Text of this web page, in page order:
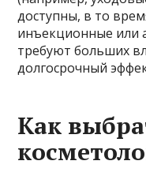
доступны, в то
инъекционные или
требуют больших
долгосрочный
Как